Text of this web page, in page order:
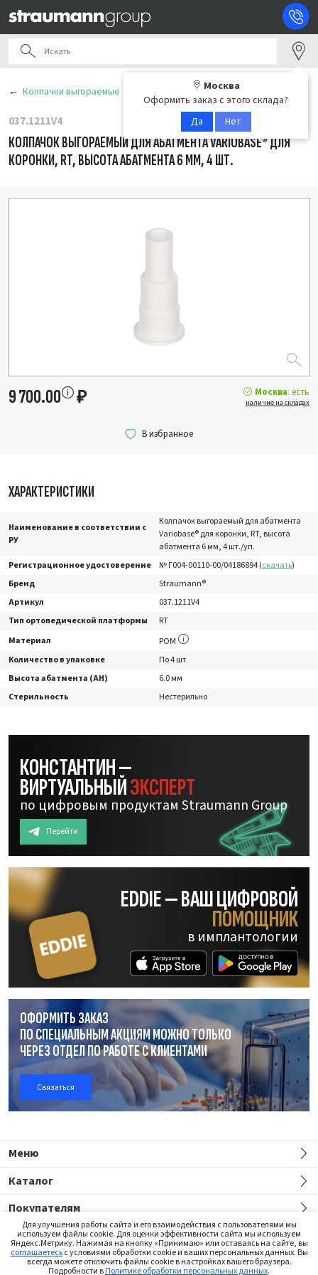
Москва
Оформить заказ с этого склада?
Да
Нет
Колпачки выгораемые
037.1211V4
КОЛПАЧОК ВЫГОРАЕМЫЙ ДЛЯ АБАТМЕНТА VARIOBASE® ДЛЯ
КОРОНКИ, RT, ВЫСОТА АБАТМЕНТА 6 ММ, 4 ШТ.
ХАРАКТЕРИСТИКИ
Наименование в соответствии с
РУ
Колпачок выгораемый для абатмента
Variobase® для коронки, RT, высота
абатмента 6 мм, 4 шт./уп.
Регистрационное удостоверение
№ Г004-00110-00/04186894 (скачать)
Бренд
Straumann®
Артикул
037.1211V4
Тип ортопедической платформы
RT
Материал
POM
Количество в упаковке
По 4 шт
Высота абатмента (AH)
6.0 мм
Стерильность
Нестерильно
9 700.00 ₽ Москва: есть
наличие на складах
КОНСТАНТИН —
ВИРТУАЛЬНЫЙЭКСПЕРТ
по цифровым продуктам Straumann Group
Перейти
EDDIE — ВАШ ЦИФРОВОЙ
ПОМОЩНИК
в имплантологии
ОФОРМИТЬ ЗАКАЗ
ПО СПЕЦИАЛЬНЫМ АКЦИЯМ МОЖНО ТОЛЬКО
ЧЕРЕЗ ОТДЕЛПО РАБОТЕС КЛИЕНТАМИ
Связаться
Меню
Каталог
Покупателям
Для улучшения работы сайта и его взаимодействия с пользователями мы
используем файлы cookie. Для оценки эффективности сайта мы используем
Яндекс.Метрику. Нажимая на кнопку «Принимаю» или оставаясь на сайте, вы
соглашаетесьс условиями обработки cookie и ваших персональных данных. Вы
всегда можете отключить файлы cookie в настройках вашего браузера.
Подробности вПолитике обработки персональных данных.